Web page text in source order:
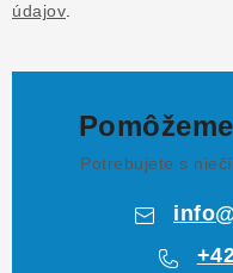
údajov
Potrebujete s
info